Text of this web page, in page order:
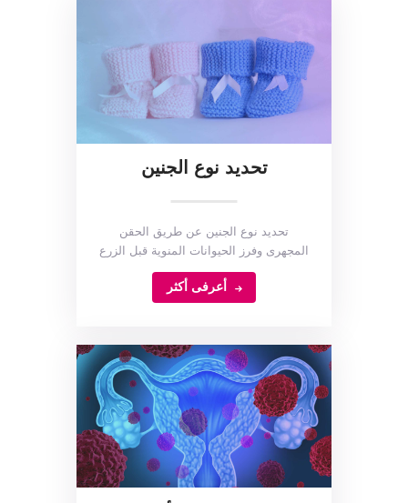
تحديد نوع الجنين
تحديد نوع الجنين عن طريق الحقن
المجهرى وفرز الحيوانات المنوية قبل الزرع
أعرفى أكثر